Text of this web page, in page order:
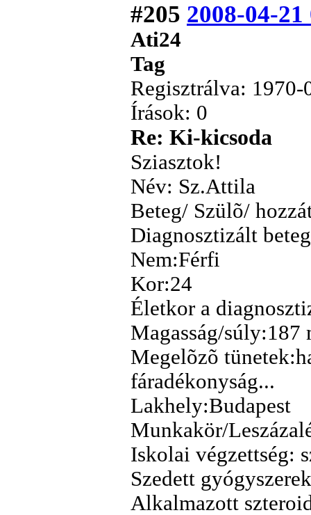
#205 2008-04-21
Ati24
Tag
Regisztrálva: 1970-
Írások: 0
Re: Ki-kicsoda
Sziasztok!
Név: Sz.Attila
Beteg/ Szülõ/
Diagnosztizált
Nem:Férfi
Kor:24
Életkor a
Magasság/
Megelõzõ
fáradékonyság...
Lakhely:Budapest
Munkakör/
Iskolai végzettség:
Szedett
Alkalmazott